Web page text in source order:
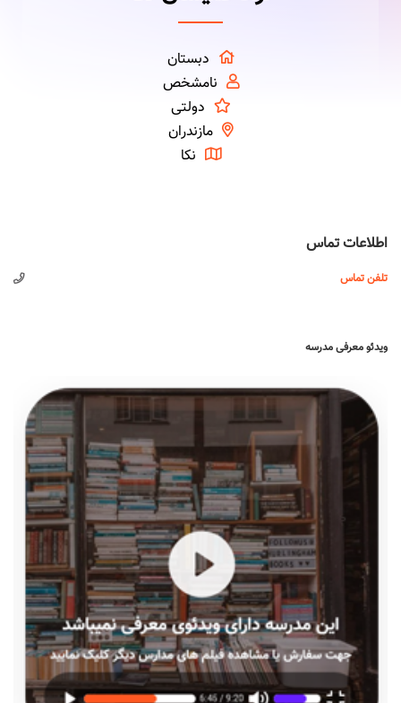
دبستان
نامشخص
دولتی
مازندران
نکا
اطلاعات تماس
تلفن تماس
ویدئو معرفی مدرسه